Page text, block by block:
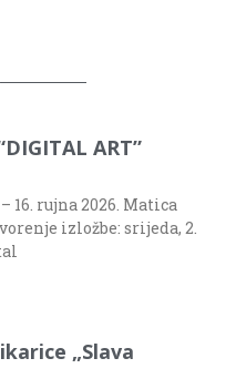
ART”
16. rujna 2026. Matica
izložbe: srijeda, 2.
„Slava